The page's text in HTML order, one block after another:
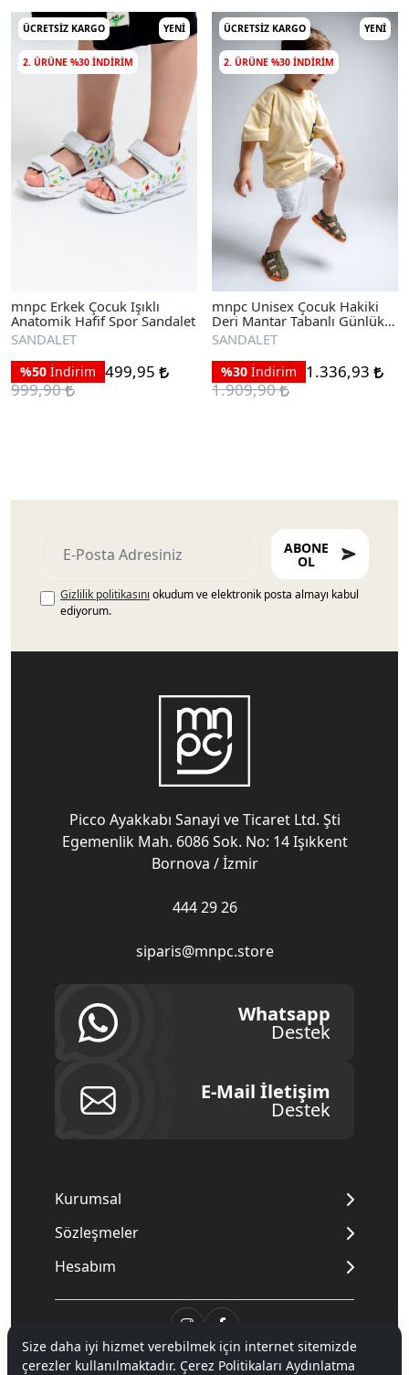
ÜCRETSIZ KARGO YENI
2. ÜRÜNE %30 INDIRIM
mnpc Erkek Çocuk Işıklı
Anatomik Hafif Spor Sandalet
SANDALET
%50 İndirim 499,95
999,90
ÜCRETSIZ KARGO YENI
2. ÜRÜNE %30 INDIRIM
mnpc Unisex Çocuk Hakiki
Deri Mantar Tabanlı Günlük
Çocuk Sandalet
SANDALET
%30 İndirim
1.336,93
1.909,90
ABONE
OL
Gizlilik politikasını okudum ve elektronik posta almayı kabul
ediyorum.
Picco Ayakkabı Sanayi ve Ticaret Ltd. Şti
Egemenlik Mah. 6086 Sok. No: 14 Işıkkent
Bornova / İzmir
444 29 26
siparis@mnpc.store
Whatsapp
Destek
E-Mail İletişim
Destek
Kurumsal
Sözleşmeler
Hesabım
© 2020Mnpc. Tüm hakları saklıdır.
Size daha iyi hizmet verebilmek için internet sitemizde
çerezler kullanılmaktadır. Çerez Politikaları Aydınlatma